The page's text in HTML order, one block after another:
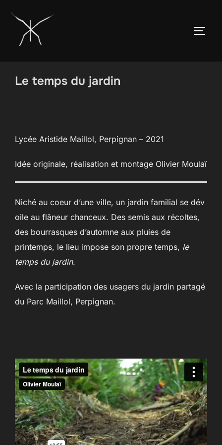
contenu
Le temps du jardin
Lycée Aristide Maillol, Perpignan – 2021
Idée originale, réalisation et montage Olivier Moulaï
Niché au coeur d’une ville, un jardin familial se dév
oile au flâneur chanceux. Des semis aux récoltes,
des bourrasques d’automne aux pluies de
printemps, le lieu impose son propre temps, le
temps du jardin.
Avec la participation des usagers du jardin partagé
du Parc Maillol, Perpignan.